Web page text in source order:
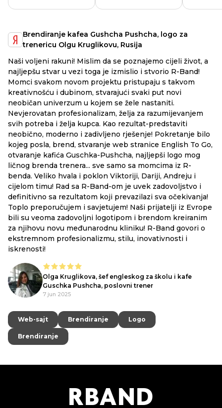
Brendiranje kafea Gushcha Pushcha, logo za
trenericu Olgu Kruglikovu, Rusija
Naši voljeni rakuni! Mislim da se poznajemo cijeli život, a
najljepšu stvar u vezi toga je izmislio i stvorio R-Band!
Momci svakom novom projektu pristupaju s takvom
kreativnošću i dubinom, stvarajući svaki put novi
neobičan univerzum u kojem se žele nastaniti.
Nevjerovatan profesionalizam, želja za razumijevanjem
svih potreba i želja kupca. Kao rezultat-predstaviti
neobično, moderno i zadivljeno rješenje! Pokretanje bilo
kojeg posla, brend, stvaranje web stranice English To Go,
otvaranje kafića Guschka-Pushcha, najljepši logo mog
ličnog brenda trenera... sve samo sa momcima iz R-
benda. Veliko hvala i poklon Viktoriji, Dariji, Andreju i
cijelom timu! Rad sa R-Band-om je uvek zadovoljstvo i
definitivno sa rezultatom koji prevazilazi sva očekivanja!
Toplo preporučujem i savjetujem! Naši prijatelji iz Evrope
bili su veoma zadovoljni logotipom i brendom kreiranim
za njihovu novu međunarodnu kliniku! R-Band govori o
ekstremnom profesionalizmu, stilu, inovativnosti i
iskrenosti!
Olga Kruglikova, šef engleskog za školu i kafe
Guschka Pushcha, poslovni trener
7 jun 2025
Web-sajt
Web-sajt Brendiranje
Brendiranje Logo
Logo
Brendiranje
Brendiranje
RBAND